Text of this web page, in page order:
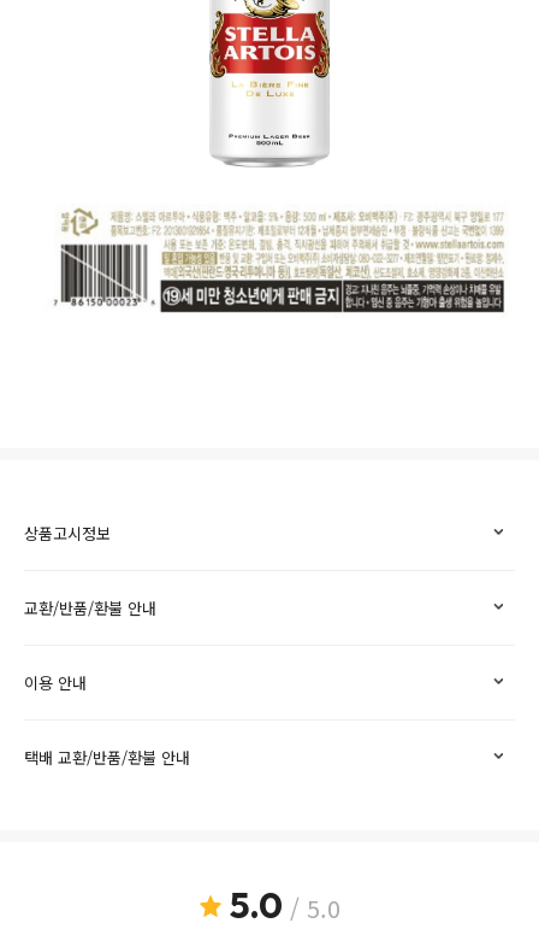
상품고시정보
교환/반품/환불 안내
이용 안내
택배 교환/반품/환불 안내
5.0 / 5.0